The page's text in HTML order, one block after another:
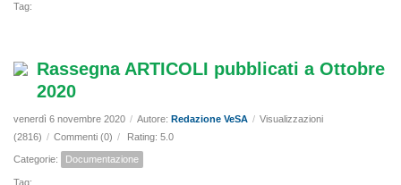
Tag:
Rassegna ARTICOLI pubblicati a Ottobre
2020
venerdì 6 novembre 2020 / Autore: Redazione VeSA / Visualizzazioni
(2816) / Commenti (0) / Rating: 5.0
Categorie: Documentazione
Tag: